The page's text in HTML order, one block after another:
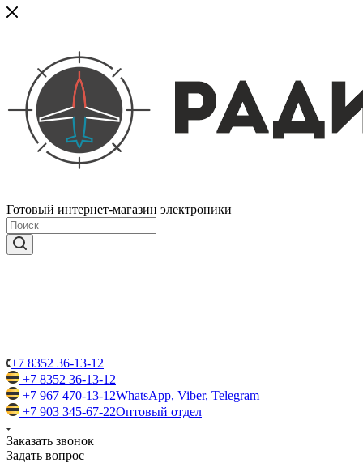
Готовый интернет-магазин электроники
+7 8352 36-13-12
+7 8352 36-13-12
+7 967 470-13-12WhatsApp, Viber, Telegram
+7 903 345-67-22Оптовый отдел
Заказать звонок
Задать вопрос